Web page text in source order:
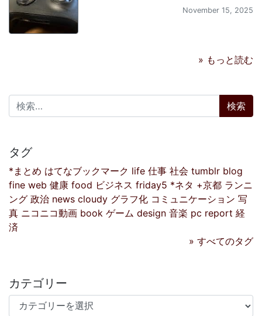
November 15, 2025
» もっと読む
検索:
タグ
*まとめ はてなブックマーク life 仕事 社会 tumblr blog
fine web 健康 food ビジネス friday5 *ネタ +京都 ランニ
ング 政治 news cloudy グラフ化 コミュニケーション 写
真 ニコニコ動画 book ゲーム design 音楽 pc report 経
済
» すべてのタグ
カテゴリー
カテゴリー